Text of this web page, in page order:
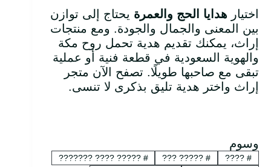
اختيار هدايا الحج والعمرة يحتاج إلى توازن
بين المعنى والجمال والجودة. ومع منتجات
إراث، يمكنك تقديم هدية تحمل روح مكة
والهوية السعودية في قطعة فنية أو عملية
تبقى مع صاحبها طويلًا. تصفح الآن متجر
إراث واختر هدية تليق بذكرى لا تنسى.
وسوم
#
????
#
????? ???
#
????? ???? ???????